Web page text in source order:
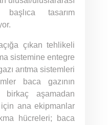
başlıca tasarım
çıkan tehlikeli
sistemine entegre
arıtma sistemleri
baca gazının
birkaç aşamadan
için ana ekipmanlar
hücreleri; baca